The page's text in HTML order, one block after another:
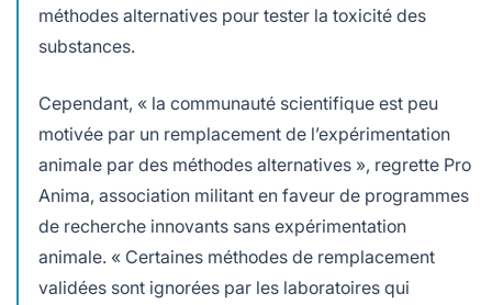
méthodes alternatives pour tester la toxicité des
substances.
Cependant, « la communauté scientifique est peu
motivée par un remplacement de l’expérimentation
animale par des méthodes alternatives », regrette Pro
Anima, association militant en faveur de programmes
de recherche innovants sans expérimentation
animale. « Certaines méthodes de remplacement
validées sont ignorées par les laboratoires qui